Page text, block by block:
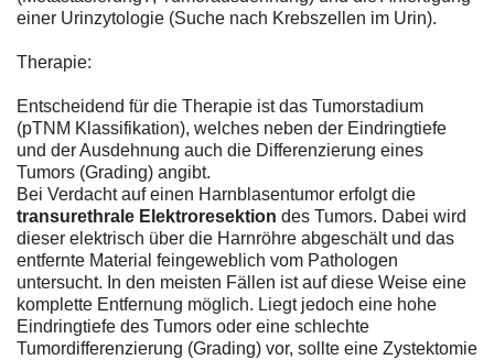
einer Urinzytologie (Suche nach Krebszellen im Urin).
Therapie:
Entscheidend für die Therapie ist das Tumorstadium
(pTNM Klassifikation), welches neben der Eindringtiefe
und der Ausdehnung auch die Differenzierung eines
Tumors (Grading) angibt.
Bei Verdacht auf einen Harnblasentumor erfolgt die
transurethrale Elektroresektion des Tumors. Dabei wird
dieser elektrisch über die Harnröhre abgeschält und das
entfernte Material feingeweblich vom Pathologen
untersucht. In den meisten Fällen ist auf diese Weise eine
komplette Entfernung möglich. Liegt jedoch eine hohe
Eindringtiefe des Tumors oder eine schlechte
Tumordifferenzierung (Grading) vor, sollte eine Zystektomie